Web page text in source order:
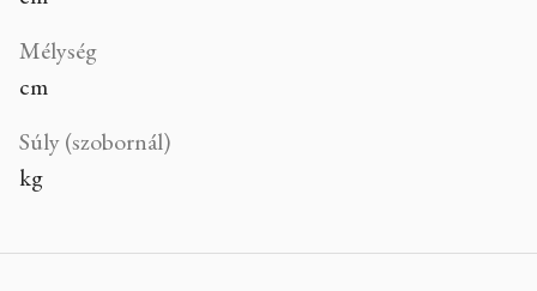
Mélység
cm
Súly (szobornál)
kg